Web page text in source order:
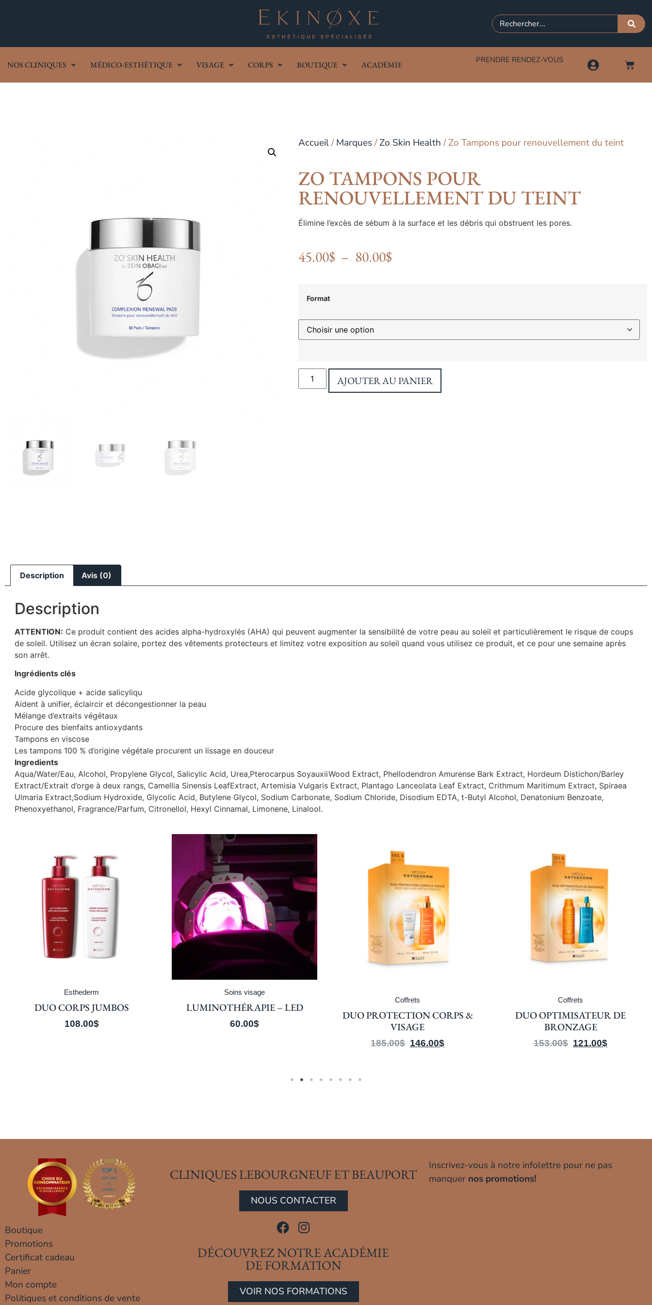
NOS CLINIQUES MÉDICO-ESTHÉTIQUE VISAGE CORPS BOUTIQUE ACADÉMIE PRENDRE RENDEZ-VOUS
Accueil/Marques/Zo Skin Health/ Zo Tampons pour renouvellement du teint
ZO TAMPONS POUR
RENOUVELLEMENT DU TEINT
Élimine l’excès de sébum à la surface et les débris qui obstruent les pores.
45.00$ – 80.00$
Format
AJOUTER AU PANIER
Description Avis (0)
Description
ATTENTION: Ce produit contient des acides alpha-hydroxylés (AHA) qui peuvent augmenter la sensibilité de votre peau au soleil et particulièrement le risque de coups
de soleil. Utilisez un écran solaire, portez des vêtements protecteurs et limitez votre exposition au soleil quand vous utilisez ce produit, et ce pour une semaine après
son arrêt.
Ingrédients clés
Acide glycolique + acide salicyliqu
Aident à unifier, éclaircir et décongestionner la peau
Mélange d’extraits végétaux
Procure des bienfaits antioxydants
Tampons en viscose
Les tampons 100 % d’origine végétale procurent un lissage en douceur
Ingredients
Aqua/Water/Eau, Alcohol, Propylene Glycol, Salicylic Acid, Urea,Pterocarpus SoyauxiiWood Extract, Phellodendron Amurense Bark Extract, Hordeum Distichon/Barley
Extract/Extrait d’orge à deux rangs, Camellia Sinensis LeafExtract, Artemisia Vulgaris Extract, Plantago Lanceolata Leaf Extract, Crithmum Maritimum Extract, Spiraea
Ulmaria Extract,Sodium Hydroxide, Glycolic Acid, Butylene Glycol, Sodium Carbonate, Sodium Chloride, Disodium EDTA, t-Butyl Alcohol, Denatonium Benzoate,
Phenoxyethanol, Fragrance/Parfum, Citronellol, Hexyl Cinnamal, Limonene, Linalool.
Esthederm
DUO CORPS JUMBOS
108.00$
Soins visage
LUMINOTHÉRAPIE – LED
60.00$
Coffrets
DUO PROTECTION CORPS &
VISAGE
185.00$ 146.00$
Coffrets
DUO OPTIMISATEUR DE
BRONZAGE
153.00$ 121.00$
Boutique
Promotions
Certificat cadeau
Panier
Mon compte
Politiques et conditions de vente
CLINIQUES LEBOURGNEUF ET BEAUPORT
NOUS CONTACTER
DÉCOUVREZ NOTRE ACADÉMIE
DE FORMATION
VOIR NOS FORMATIONS
Inscrivez-vous à notre infolettre pour ne pas
manquer nos promotions!